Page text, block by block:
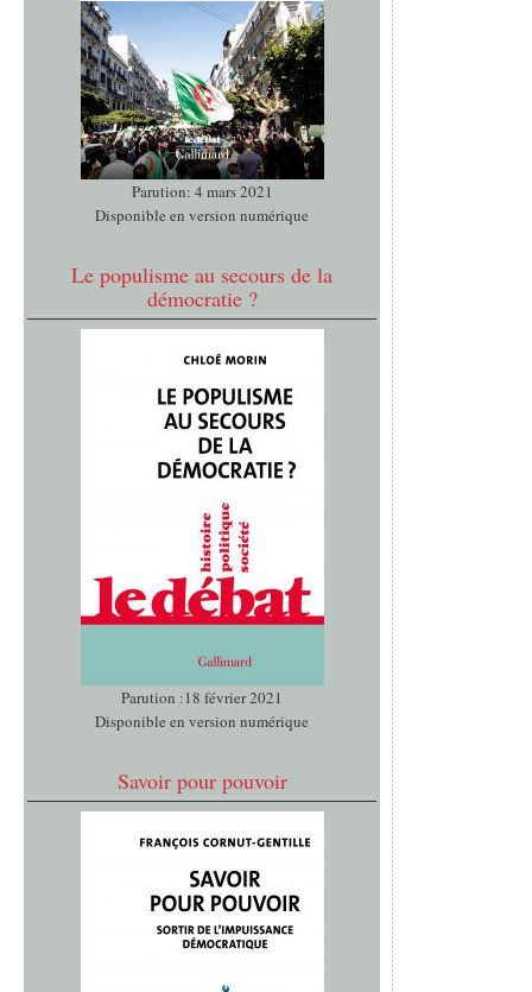
Parution: 4 mars 2021
Disponible en version numérique
Le populisme au secours de la
démocratie ?
Parution :18 février 2021
Disponible en version numérique
Savoir pour pouvoir